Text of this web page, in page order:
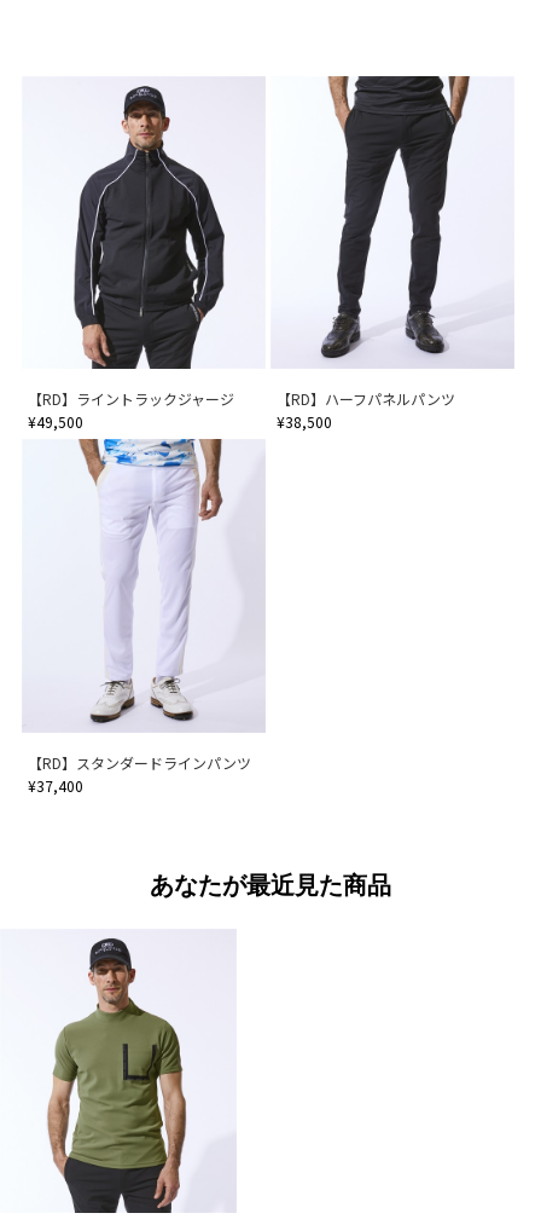
【RD】ライントラックジャージ
¥49,500
【RD】ハーフパネルパンツ
¥38,500
【RD】スタンダードラインパンツ
¥37,400
あなたが最近見た商品